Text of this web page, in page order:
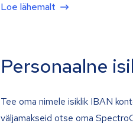
Loe lähemalt
Personaalne
Tee oma nimele isiklik IBAN
väljamakseid otse oma